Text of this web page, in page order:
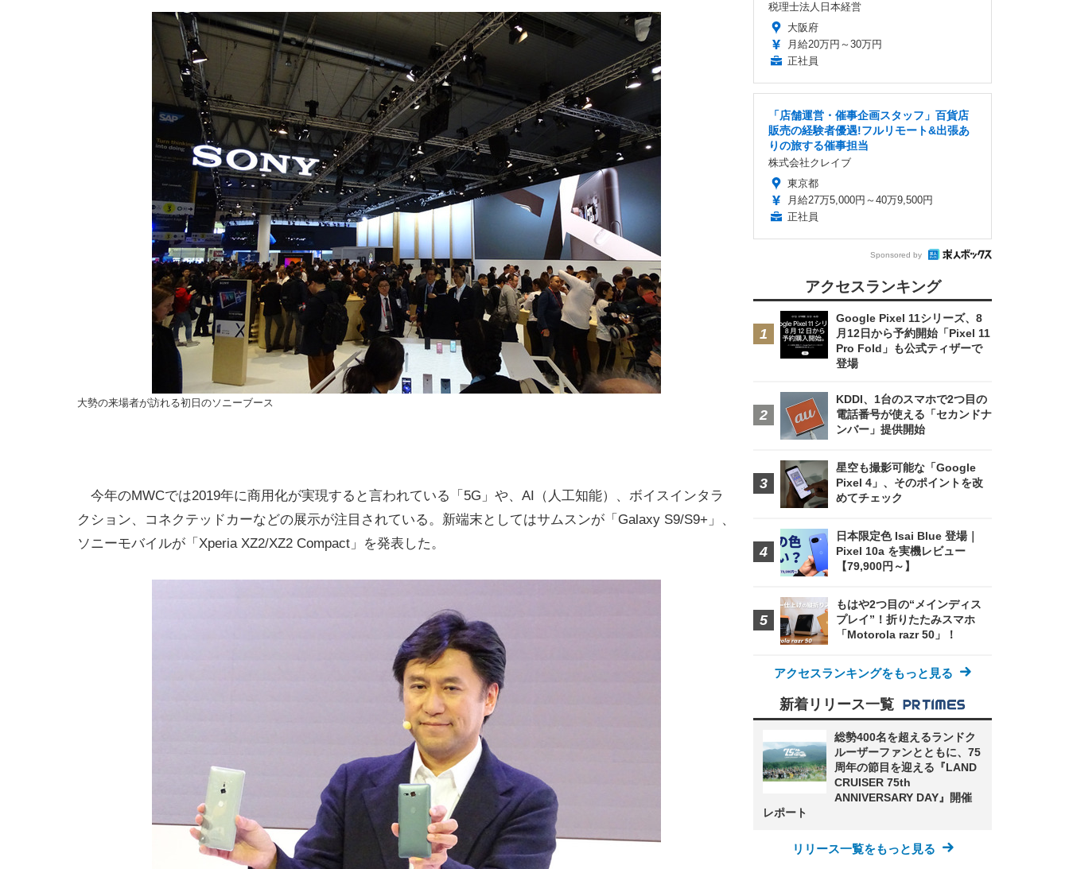
大勢の来場者が訪れる初日のソニーブース
今年のMWCでは2019年に商用化が実現すると言われている「5G」や、AI（人工知能）、ボイスインタラ
クション、コネクテッドカーなどの展示が注目されている。新端末としてはサムスンが「Galaxy S9/S9+」、
ソニーモバイルが「Xperia XZ2/XZ2 Compact」を発表した。
税理士法人日本経営
大阪府
月給20万円～30万円
正社員
「店舗運営・催事企画スタッフ」百貨店
販売の経験者優遇!フルリモート&出張あ
りの旅する催事担当
株式会社クレイブ
東京都
月給27万5,000円～40万9,500円
正社員
Sponsored by
アクセスランキング
Google Pixel 11シリーズ、8
月12日から予約開始「Pixel 11
Pro Fold」も公式ティザーで
登場
KDDI、1台のスマホで2つ目の
電話番号が使える「セカンドナ
ンバー」提供開始
星空も撮影可能な「Google
Pixel 4」、そのポイントを改
めてチェック
日本限定色 Isai Blue 登場｜
Pixel 10a を実機レビュー
【79,900円～】
もはや2つ目の“メインディス
プレイ”！折りたたみスマホ
「Motorola razr 50」！
アクセスランキングをもっと見る
新着リリース一覧
総勢400名を超えるランドク
ルーザーファンとともに、75
周年の節目を迎える『LAND
CRUISER 75th
ANNIVERSARY DAY』開催
レポート
リリース一覧をもっと見る